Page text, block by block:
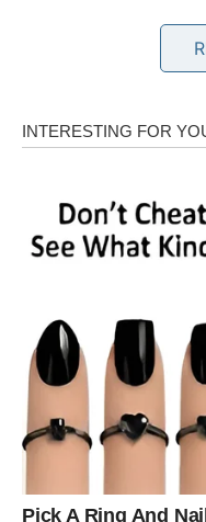
akciju. Ako ste dugo
pretpostavljate.
stalo. Slobodni Ovnovi
odmah budi snažno
Bik
ako se ponekad čini